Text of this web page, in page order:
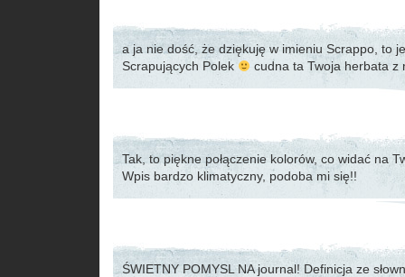
a ja nie dość, że dziękuję w imieniu Scrappo, to
Scrapujących Polek
cudna ta Twoja herbata z
Tak, to piękne połączenie kolorów, co widać na
Wpis bardzo klimatyczny, podoba mi się!!
ŚWIETNY POMYSL NA journal! Definicja ze